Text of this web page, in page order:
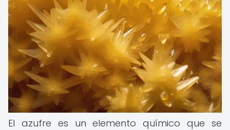
El azufre es un elemento químico que se